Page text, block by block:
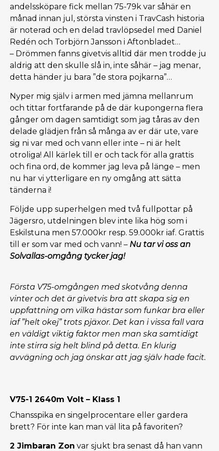
andelssköpare fick mellan 75-79k var såhär en
månad innan jul, största vinsten i TravCash historia
är noterad och en delad travlöpsedel med Daniel
Redén och Torbjörn Jansson i Aftonbladet…
– Drömmen fanns givetvis alltid där men trodde ju
aldrig att den skulle slå in, inte såhär – jag menar,
detta händer ju bara ”de stora pojkarna”…
Nyper mig själv i armen med jämna mellanrum
och tittar fortfarande på de där kupongerna flera
gånger om dagen samtidigt som jag tåras av den
delade glädjen från så många av er där ute, vare
sig ni var med och vann eller inte – ni är helt
otroliga! All kärlek till er och tack för alla grattis
och fina ord, de kommer jag leva på länge – men
nu har vi ytterligare en ny omgång att sätta
tänderna i!
Följde upp superhelgen med två fullpottar på
Jägersro, utdelningen blev inte lika hög som i
Eskilstuna men 57.000kr resp. 59.000kr iaf. Grattis
till er som var med och vann! – Nu tar vi oss an
Solvallas-omgång tycker jag!
Första V75-omgången med skotvång denna
vinter och det är givetvis bra att skapa sig en
uppfattning om vilka hästar som funkar bra eller
iaf ”helt okej” trots pjäxor. Det kan i vissa fall vara
en väldigt viktig faktor men man ska samtidigt
inte stirra sig helt blind på detta. En klurig
avvägning och jag önskar att jag själv hade facit.
V75-1 2640m Volt – Klass 1
Chansspika en singelprocentare eller gardera
brett? För inte kan man väl lita på favoriten?
2 Jimbaran Zon var sjukt bra senast då han vann